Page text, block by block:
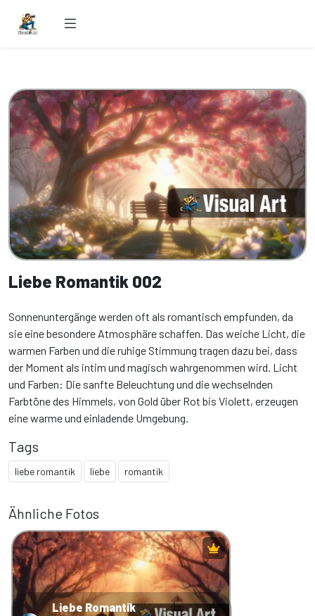
Liebe Romantik 002
Sonnenuntergänge werden oft als romantisch empfunden, da
sie eine besondere Atmosphäre schaffen. Das weiche Licht, die
warmen Farben und die ruhige Stimmung tragen dazu bei, dass
der Moment als intim und magisch wahrgenommen wird. Licht
und Farben: Die sanfte Beleuchtung und die wechselnden
Farbtöne des Himmels, von Gold über Rot bis Violett, erzeugen
eine warme und einladende Umgebung.
Tags
liebe romantik liebe romantik
Ähnliche Fotos
Liebe Romantik